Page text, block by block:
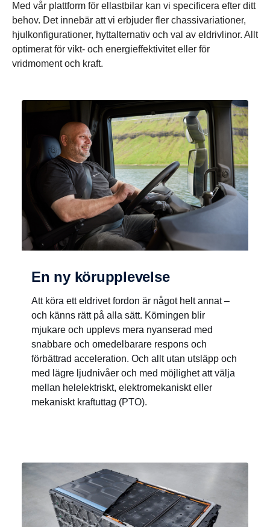
Med vår plattform för ellastbilar kan vi specificera efter ditt
behov. Det innebär att vi erbjuder fler chassivariationer,
hjulkonfigurationer, hyttalternativ och val av eldrivlinor. Allt
optimerat för vikt- och energieffektivitet eller för
vridmoment och kraft.
En ny körupplevelse
Att köra ett eldrivet fordon är något helt annat –
och känns rätt på alla sätt. Körningen blir
mjukare och upplevs mera nyanserad med
snabbare och omedelbarare respons och
förbättrad acceleration. Och allt utan utsläpp och
med lägre ljudnivåer och med möjlighet att välja
mellan helelektriskt, elektromekaniskt eller
mekaniskt kraftuttag (PTO).